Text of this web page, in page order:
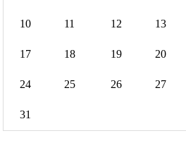
10 11 12 13
17 18 19 20
24 25 26 27
31